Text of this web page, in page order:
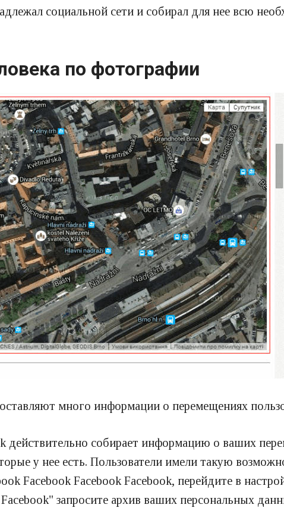
социальной сети и собирал для нее всю
по фотографии
много информации о перемещениях
действительно собирает информацию о ваших
у нее есть. Пользователи имели такую
Facebook Facebook Facebook, перейдите в
запросите архив ваших персональных